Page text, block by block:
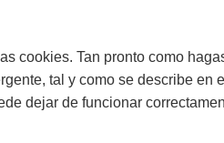
cookies. Tan pronto como
tal y como se describe en
dejar de funcionar